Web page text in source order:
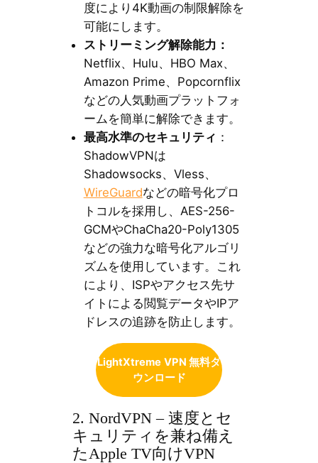
度により4K動画の制限解除を
可能にします。
ストリーミング解除能力：
Netflix、Hulu、HBO Max、
Amazon Prime、Popcornflix
などの人気動画プラットフォ
ームを簡単に解除できます。
最高水準のセキュリティ ：
ShadowVPNは
Shadowsocks、Vless、
WireGuardなどの暗号化プロ
トコルを採用し、AES-256-
GCMやChaCha20-Poly1305
などの強力な暗号化アルゴリ
ズムを使用しています。これ
により、ISPやアクセス先サ
イトによる閲覧データやIPア
ドレスの追跡を防止します。
LightXtreme VPN 無料ダ
ウンロード
2. NordVPN – 速度とセ
キュリティを兼ね備え
たApple TV向けVPN